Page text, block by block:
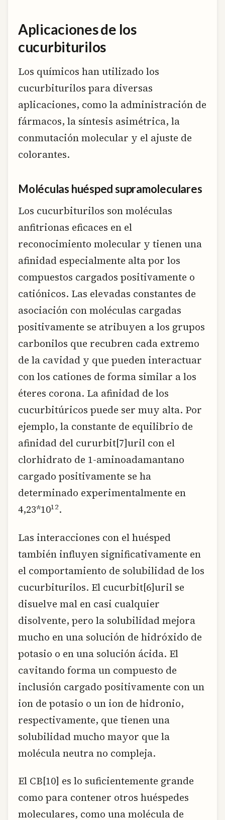
Aplicaciones de los
cucurbiturilos
Los químicos han utilizado los
cucurbiturilos para diversas
aplicaciones, como la administración de
fármacos, la síntesis asimétrica, la
conmutación molecular y el ajuste de
colorantes.
Moléculas huésped supramoleculares
Los cucurbiturilos son moléculas
anfitrionas eficaces en el
reconocimiento molecular y tienen una
afinidad especialmente alta por los
compuestos cargados positivamente o
catiónicos. Las elevadas constantes de
asociación con moléculas cargadas
positivamente se atribuyen a los grupos
carbonilos que recubren cada extremo
de la cavidad y que pueden interactuar
con los cationes de forma similar a los
éteres corona. La afinidad de los
cucurbitúricos puede ser muy alta. Por
ejemplo, la constante de equilibrio de
afinidad del cururbit[7]uril con el
clorhidrato de 1-aminoadamantano
cargado positivamente se ha
determinado experimentalmente en
4,23*1012.
Las interacciones con el huésped
también influyen significativamente en
el comportamiento de solubilidad de los
cucurbiturilos. El cucurbit[6]uril se
disuelve mal en casi cualquier
disolvente, pero la solubilidad mejora
mucho en una solución de hidróxido de
potasio o en una solución ácida. El
cavitando forma un compuesto de
inclusión cargado positivamente con un
ion de potasio o un ion de hidronio,
respectivamente, que tienen una
solubilidad mucho mayor que la
molécula neutra no compleja.
El CB[10] es lo suficientemente grande
como para contener otros huéspedes
moleculares, como una molécula de